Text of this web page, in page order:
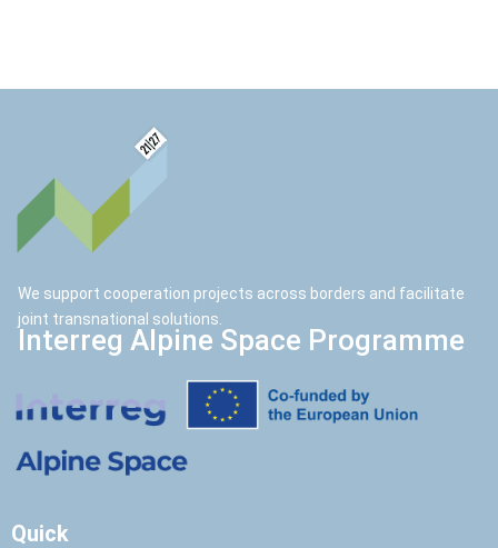
We support cooperation projects across borders and facilitate
joint transnational solutions.
Interreg Alpine Space Programme
Quick